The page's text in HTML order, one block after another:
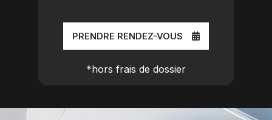
PRENDRE RENDEZ-VOUS
*hors frais de dossier